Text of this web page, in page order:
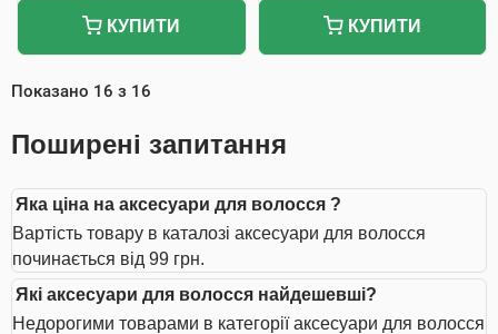
КУПИТИ КУПИТИ
Показано 16 з 16
Поширені запитання
Яка ціна на аксесуари для волосся ?
Вартість товару в каталозі аксесуари для волосся
починається від 99 грн.
Які аксесуари для волосся найдешевші?
Недорогими товарами в категорії аксесуари для волосся